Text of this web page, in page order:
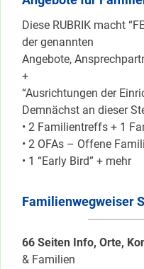
Diese RUBRIK macht
der genannten
Angebote,
+
“Ausrichtungen der
Demnächst an dieser
• 2 Familientreffs + 1
• 2 OFAs – Offene
• 1 “Early Bird” + mehr
Familienwegweiser
66 Seiten Info, Orte,
& Familien